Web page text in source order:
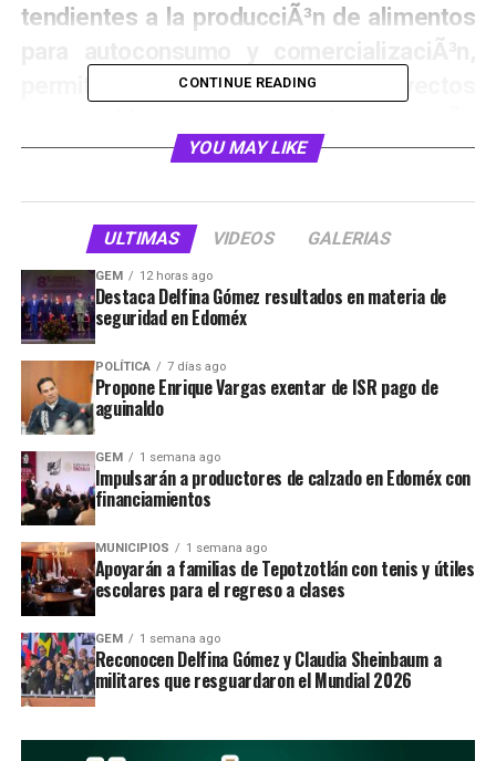
tendientes a la producciÃ³n de alimentos
permitiendo desarrollar proyectos
familiar de los usuarios.
En la presente administraciÃ³n, se han
capacitadoÂ de las comunidades de San
Francisco Chimalpa, Poza Honda, San
Lorenzo Totolinga, San AgustÃ­n, San
JosÃ© RÃ­o Hondo, San Esteban, 3 de
Mayo y Santiago Tepatlaxco, entre otras,
con lo que aprendieron a cultivar en casa
y establecer huertos familiares.
El programa HortaDIF permitiÃ³ entregar
en octubre pasado, 2 mil 200 aves de
postura a habitantes de las comunidades
de Santiago Tepatlaxco, San Francisco
Chimalpa y la RancherÃ­a 3 de Mayo, para
la producciÃ³n de huevo y carne, lo que
impulsa el desarrollo econÃ³mico con
CONTINUE READING
YOU MAY LIKE
ULTIMAS VIDEOS GALERIAS
GEM 12 horas ago
Destaca Delfina Gómez resultados en materia de
seguridad en Edoméx
POLÍTICA 7 días ago
Propone Enrique Vargas exentar de ISR pago de
aguinaldo
GEM 1 semana ago
Impulsarán a productores de calzado en Edoméx con
financiamientos
MUNICIPIOS 1 semana ago
Apoyarán a familias de Tepotzotlán con tenis y útiles
escolares para el regreso a clases
GEM 1 semana ago
Reconocen Delfina Gómez y Claudia Sheinbaum a
militares que resguardaron el Mundial 2026